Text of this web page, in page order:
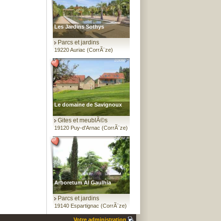
Les Jardins Sothys
Parcs et jardins
19220 Auriac (CorrÃ¨ze)
Le domaine de Savignoux
Gites et meublÃ©s
19120 Puy-d'Arnac (CorrÃ¨ze)
Arboretum Al Gaulhia
Parcs et jardins
19140 Espartignac (CorrÃ¨ze)
Votre administration